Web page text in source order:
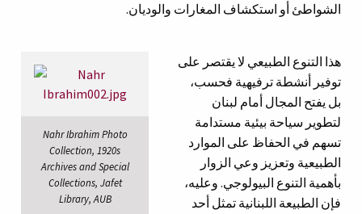
الشواطئ أو استكشاف المغارات والوديان.
Nahr Ibrahim Photo
Collection, 1920s
Archives and Special
Collections, Jafet
Library, AUB
هذا التنوع الطبيعي لا يقتصر على
توفير أنشطة ترفيهية فحسب،
بل يفتح المجال أمام لبنان
لتطوير سياحة بيئية مستدامة
تسهم في الحفاظ على الموارد
الطبيعية وتعزيز وعي الزوار
بأهمية التنوع البيولوجي. وعليه،
فإن الطبيعة اللبنانية تمثل أحد